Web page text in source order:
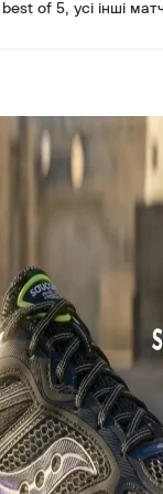
of 5, усі інші